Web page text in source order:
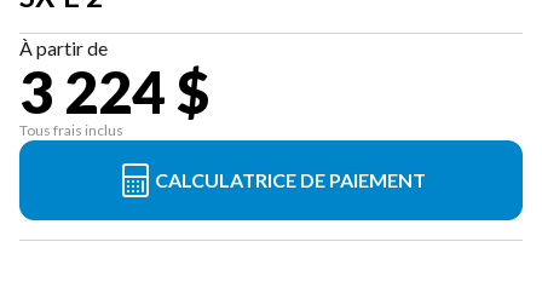
À partir de
3 224 $
Tous frais inclus
CALCULATRICE DE PAIEMENT